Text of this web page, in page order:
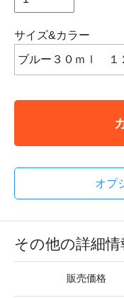
サイズ&カラー
オプ
その他の詳細情
販売価格